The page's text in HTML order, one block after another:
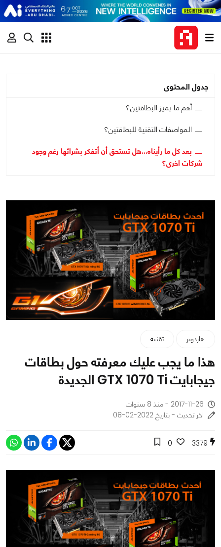
جدول المحتوى
أهم ما يميز البطاقتين؟
المواصفات التقنية للبطاقتين؟
بعد كل ما رأيناه...هل تستحق أن أتفكر بشرائها رغم وجود
شركات اخرى؟
هاردوير تقنية
هذا ما يجب عليك معرفته حول بطاقات
جيجابايت GTX 1070 Ti الجديدة
2017-11-26 - منذ 8 سنوات
اخر تحديث - بتاريخ 2022-02-08
3379
0